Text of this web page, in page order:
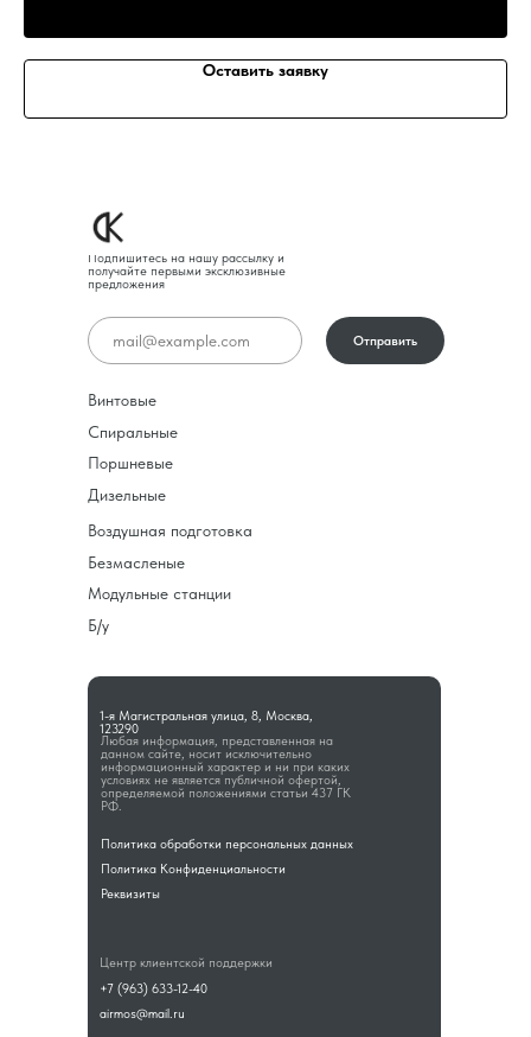
Оставить заявку
Любая информация, представленная на
данном сайте, носит исключительно
информационный характер и ни при каких
условиях не является публичной офертой,
определяемой положениями статьи 437 ГК
РФ.
1-я Магистральная улица, 8, Москва,
123290
Подпишитесь на нашу рассылку и
получайте первыми эксклюзивные
предложения
Винтовые
Спиральные
Поршневые
Дизельные
Воздушная подготовка
Безмасленые
Модульные станции
Б/у
Политика обработки персональных данных
Политика Конфиденциальности
Реквизиты
Центр клиентской поддержки
+7 (963) 633-12-40
airmos@mail.ru
Отправить